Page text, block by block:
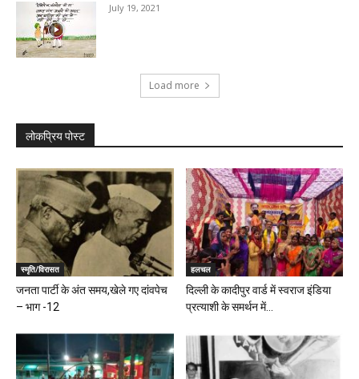
July 19, 2021
Load more
लोकप्रिय पोस्ट
स्मृति/विरासत
जनता पार्टी के अंत समय,खेले गए दांवपेच
– भाग -12
हलचल
दिल्ली के कादीपुर वार्ड में स्वराज इंडिया
प्रत्याशी के समर्थन में...